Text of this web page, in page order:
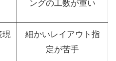
ングの工数が重い
現
細かいレイアウト指
定が苦手